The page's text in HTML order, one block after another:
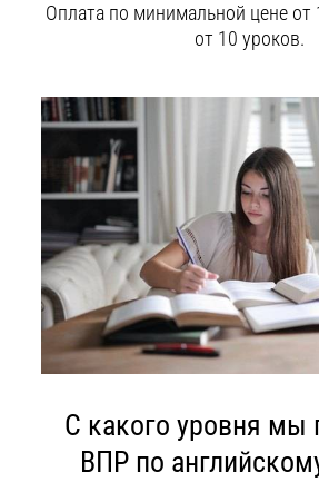
Оплата по минимальной цене от
от 10 уроков.
С какого уровня мы
ВПР по